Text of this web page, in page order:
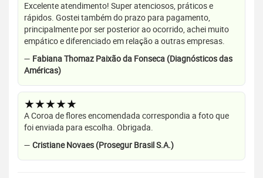
Excelente atendimento! Super atenciosos, práticos e
rápidos. Gostei também do prazo para pagamento,
principalmente por ser posterior ao ocorrido, achei muito
empático e diferenciado em relação a outras empresas.
— Fabiana Thomaz Paixão da Fonseca (Diagnósticos das
Américas)
★★★★★
A Coroa de flores encomendada correspondia a foto que
foi enviada para escolha. Obrigada.
— Cristiane Novaes (Prosegur Brasil S.A.)